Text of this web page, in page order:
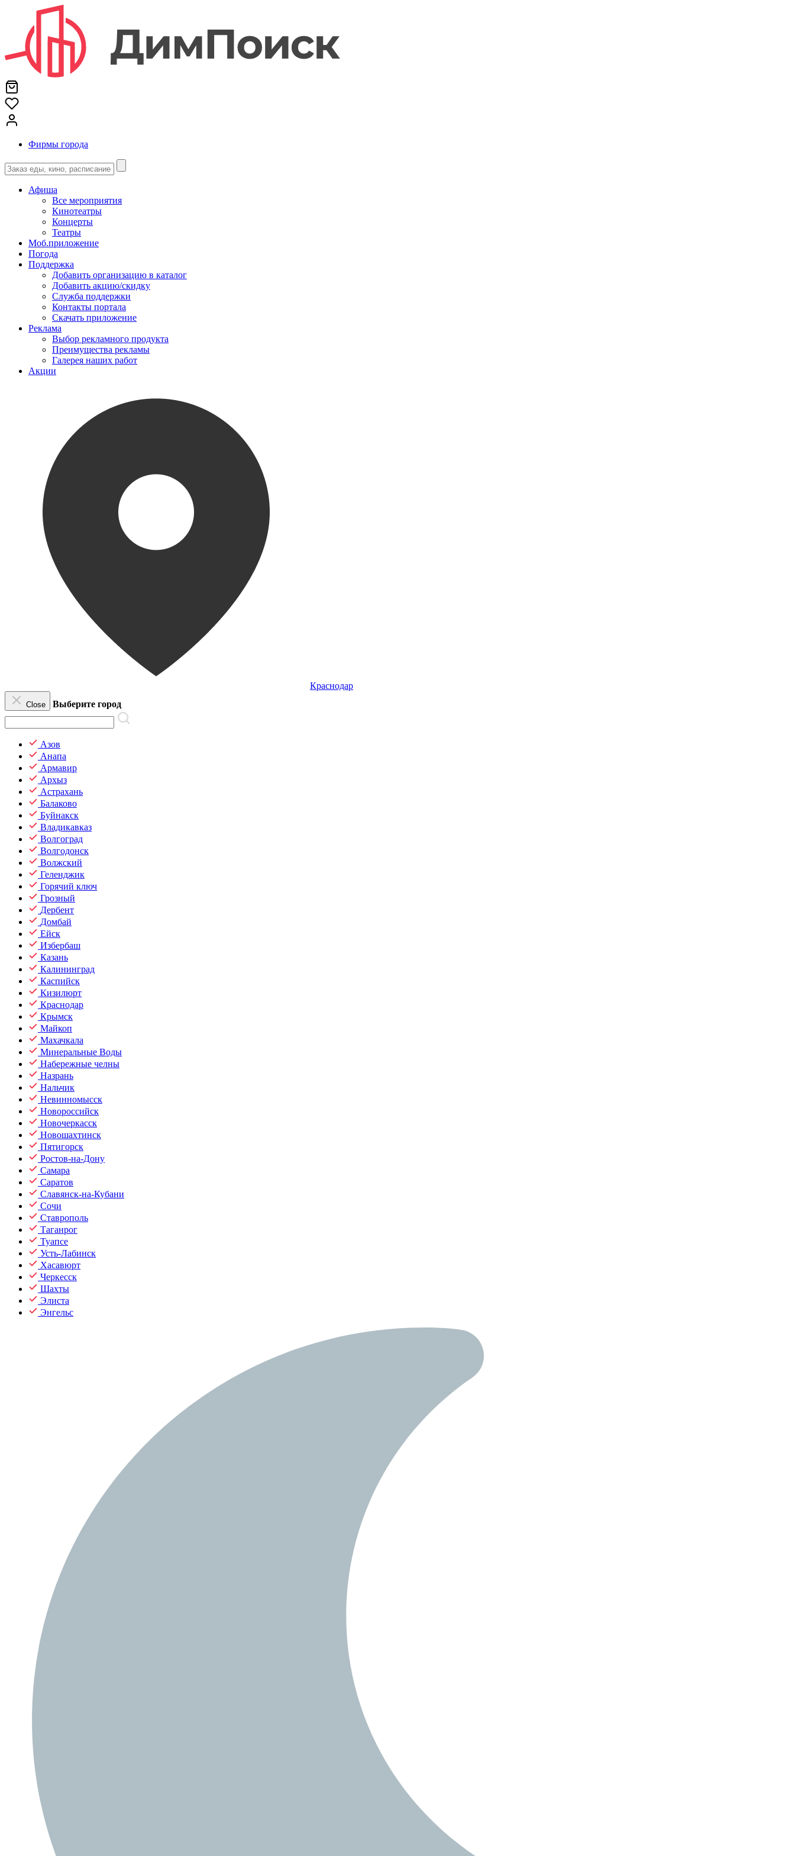
Фирмы города
Афиша
Все мероприятия
Кинотеатры
Концерты
Театры
Моб.приложение
Погода
Поддержка
Добавить организацию в каталог
Добавить акцию/скидку
Служба поддержки
Контакты портала
Скачать приложение
Реклама
Выбор рекламного продукта
Преимущества рекламы
Галерея наших работ
Акции
Краснодар
Close Выберите город
Азов
Анапа
Армавир
Архыз
Астрахань
Балаково
Буйнакск
Владикавказ
Волгоград
Волгодонск
Волжский
Геленджик
Горячий ключ
Грозный
Дербент
Домбай
Ейск
Избербаш
Казань
Калининград
Каспийск
Кизилюрт
Краснодар
Крымск
Майкоп
Махачкала
Минеральные Воды
Набережные челны
Назрань
Нальчик
Невинномысск
Новороссийск
Новочеркасск
Новошахтинск
Пятигорск
Ростов-на-Дону
Самара
Саратов
Славянск-на-Кубани
Сочи
Ставрополь
Таганрог
Туапсе
Усть-Лабинск
Хасавюрт
Черкесск
Шахты
Элиста
Энгельс